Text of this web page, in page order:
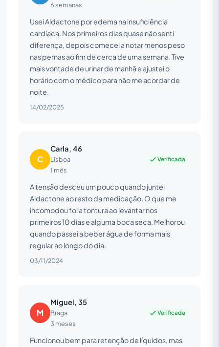
6 semanas
Usei Aldactone por edema na insuficiência
cardíaca. Nos primeiros dias quase não senti
diferença, depois comecei a notar menos peso
nas pernas ao fim de cerca de uma semana. Tive
mais vontade de urinar de manhã e ajustei o
horário com o médico para não me acordar de
noite.
14/02/2025
C
Carla, 46
Lisboa
1 mês
Verificada
A tensão desceu um pouco quando juntei
Aldactone ao resto da medicação. O que me
incomodou foi a tontura ao levantar nos
primeiros 10 dias e alguma boca seca. Melhorou
quando passei a beber água de forma mais
regular ao longo do dia.
03/11/2024
M
Miguel, 35
Braga
3 meses
Verificada
Funcionou bem para retenção de líquidos, mas